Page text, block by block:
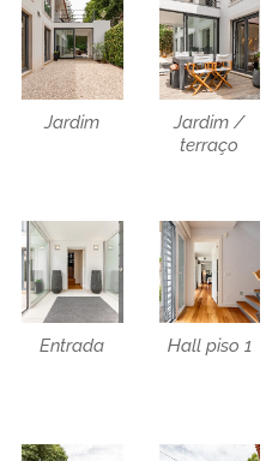
Jardim
Jardim /
terraço
Entrada Hall piso 1